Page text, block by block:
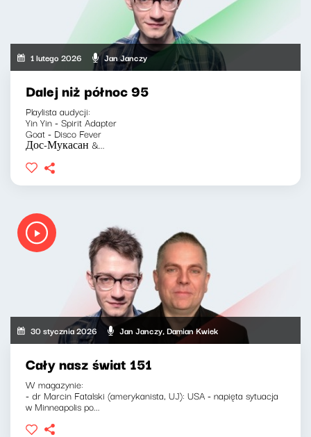
1 lutego 2026 Jan Janczy
Dalej niż północ 95
Playlista audycji:
Yin Yin - Spirit Adapter
Goat - Disco Fever
Дос-Мукасан &...
30 stycznia 2026 Jan Janczy, Damian Kwiek
Cały nasz świat 151
W magazynie:
- dr Marcin Fatalski (amerykanista, UJ): USA - napięta sytuacja
w Minneapolis po...